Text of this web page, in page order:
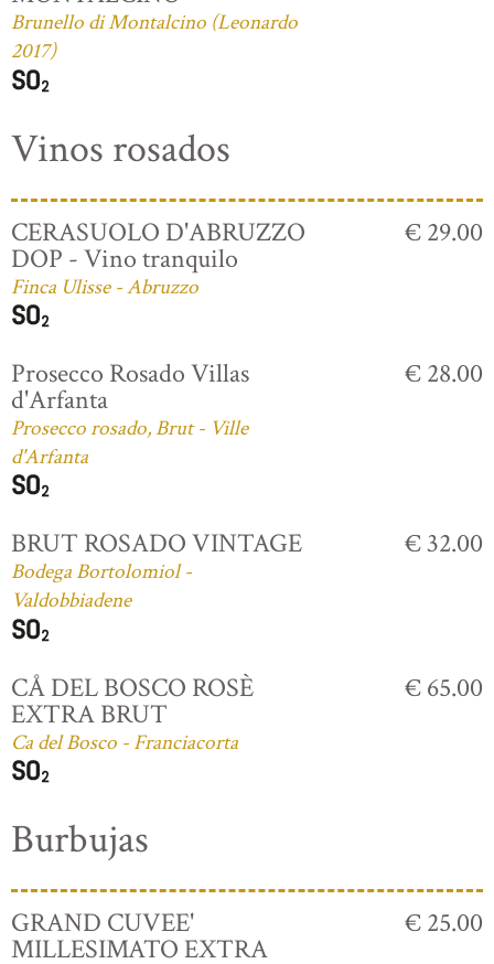
Brunello di Montalcino (Leonardo
2017)
Vinos rosados
CERASUOLO D'ABRUZZO
DOP - Vino tranquilo
Finca Ulisse - Abruzzo
€ 29.00
Prosecco Rosado Villas
d'Arfanta
Prosecco rosado, Brut - Ville
d'Arfanta
€ 28.00
BRUT ROSADO VINTAGE
Bodega Bortolomiol -
Valdobbiadene
€ 32.00
CÅ DEL BOSCO ROSÈ
EXTRA BRUT
Ca del Bosco - Franciacorta
€ 65.00
Burbujas
GRAND CUVEE'
MILLESIMATO EXTRA
€ 25.00